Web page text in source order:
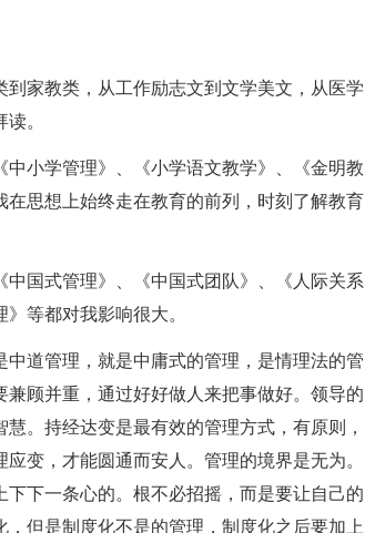
家教类，从工作励志文到文学美文，从医学
。
小学管理》、《小学语文教学》、《金明教
思想上始终走在教育的前列，时刻了解教育
国式管理》、《中国式团队》、《人际关系
等都对我影响很大。
道管理，就是中庸式的管理，是情理法的管
顾并重，通过好好做人来把事做好。领导的
。持经达变是最有效的管理方式，有原则，
变，才能圆通而安人。管理的境界是无为。
下一条心的。根不必招摇，而是要让自己的
但是制度化不是的管理，制度化之后要加上